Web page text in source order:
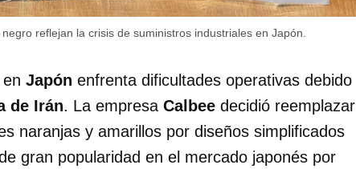
reflejan la crisis de suministros industriales en Japón.
Japón enfrenta dificultades operativas debido
de Irán. La empresa Calbee decidió reemplazar
naranjas y amarillos por diseños simplificados
gran popularidad en el mercado japonés por